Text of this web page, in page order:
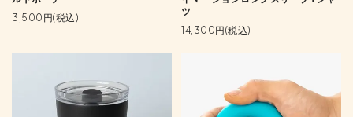
3,500円(税込)
ツ
14,300円(税込)